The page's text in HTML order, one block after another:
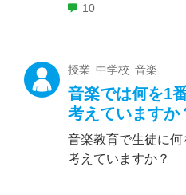
10
授業 中学校 音楽
音楽では何を1
考えていますか
音楽教育で生徒に
考えていますか？